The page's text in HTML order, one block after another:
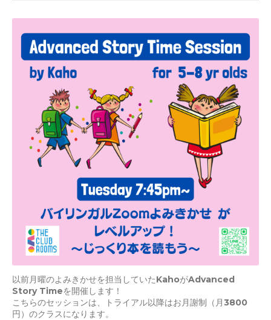
以前月曜のよみきかせを担当していたKahoがAdvanced
Story Timeを開催します！
こちらのセッションは、トライアル以降はお月謝制（月3800
円）のクラスになります。